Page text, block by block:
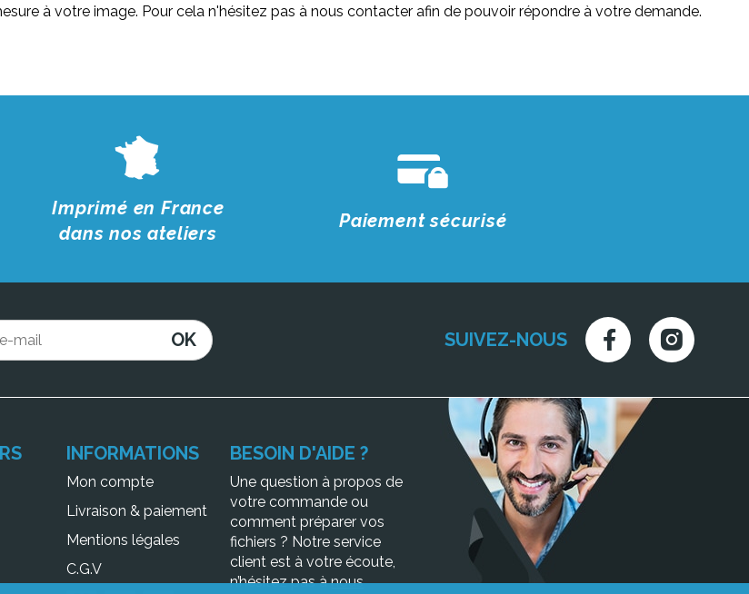
à votre image. Pour cela n'hésitez pas à nous contacter afin de pouvoir répondre à votre demande.
Imprimé en France
dans nos ateliers
Paiement sécurisé
OK SUIVEZ-NOUS
INFORMATIONS
Mon compte
Livraison & paiement
Mentions légales
C.G.V
BESOIN D'AIDE ?
Une question à propos de
votre commande ou
comment préparer vos
fichiers ? Notre service
client est à votre écoute,
n’hésitez pas ànous